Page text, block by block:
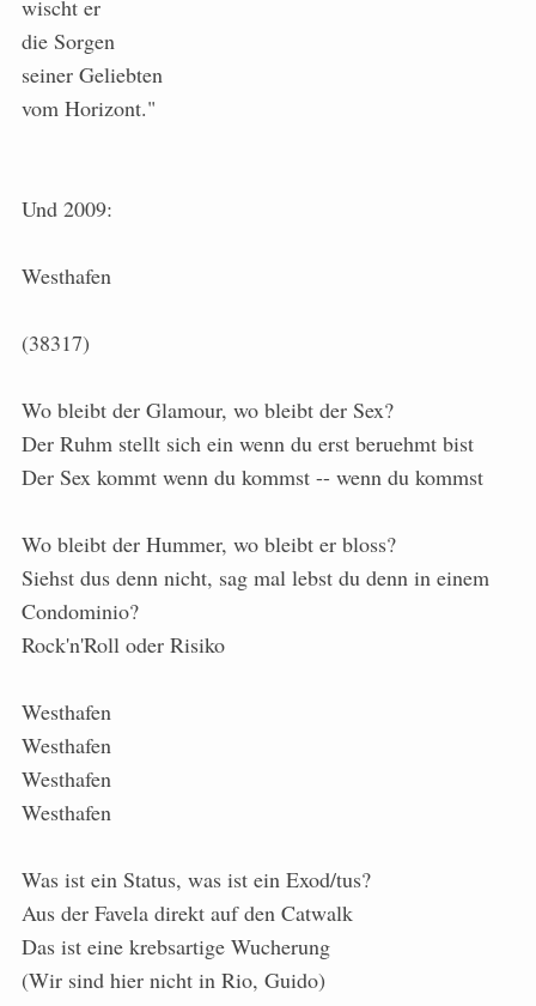
wischt er
die Sorgen
seiner Geliebten
vom Horizont."
Und 2009:
Westhafen
(38317)
Wo bleibt der Glamour, wo bleibt der Sex?
Der Ruhm stellt sich ein wenn du erst beruehmt bist
Der Sex kommt wenn du kommst -- wenn du kommst
Wo bleibt der Hummer, wo bleibt er bloss?
Siehst dus denn nicht, sag mal lebst du denn in einem
Condominio?
Rock'n'Roll oder Risiko
Westhafen
Westhafen
Westhafen
Westhafen
Was ist ein Status, was ist ein Exod/tus?
Aus der Favela direkt auf den Catwalk
Das ist eine krebsartige Wucherung
(Wir sind hier nicht in Rio, Guido)